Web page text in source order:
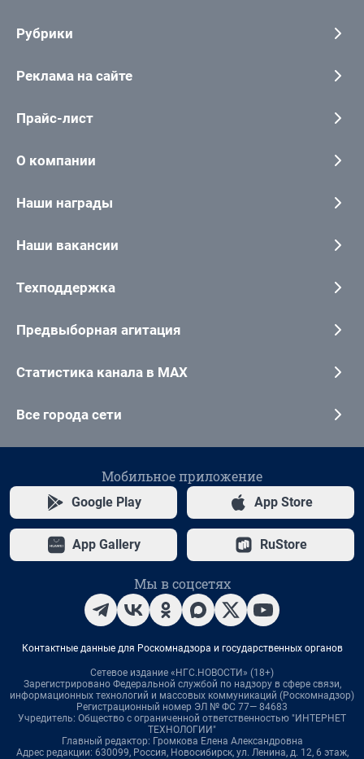
Рубрики
Реклама на сайте
Прайс-лист
О компании
Наши награды
Наши вакансии
Техподдержка
Предвыборная агитация
Статистика канала в MAX
Все города сети
Мобильное приложение
Google Play App Store
App Gallery RuStore
Мы в соцсетях
Контактные данные для Роскомнадзора и государственных органов
Сетевое издание «НГС.НОВОСТИ» (18+)
Зарегистрировано Федеральной службой по надзору в сфере связи,
информационных технологий и массовых коммуникаций (Роскомнадзор)
Регистрационный номер ЭЛ № ФС 77— 84683
Учредитель: Общество с ограниченной ответственностью "ИНТЕРНЕТ
ТЕХНОЛОГИИ"
Главный редактор: Громкова Елена Александровна
Адрес редакции: 630099, Россия, Новосибирск, ул. Ленина, д. 12, 6 этаж,